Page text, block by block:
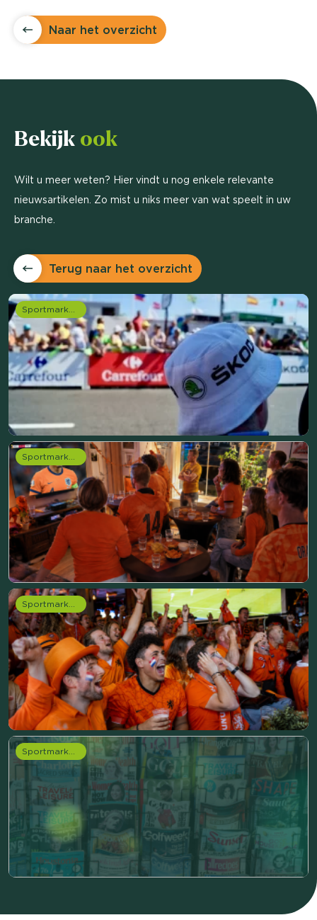
Naar het overzicht
Bekijk ook
Wilt u meer weten? Hier vindt u nog enkele relevante
nieuwsartikelen. Zo mist u niks meer van wat speelt in uw
branche.
Terug naar het overzicht